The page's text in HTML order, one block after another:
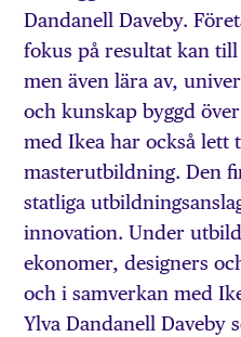
Dandanell Daveby.
fokus på resultat kan
men även lära av,
och kunskap byggd
med Ikea har också lett
masterutbildning. Den
statliga
innovation. Under
ekonomer, designers
och i samverkan med
Ylva Dandanell Daveby